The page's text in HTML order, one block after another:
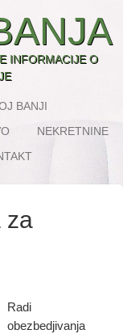
INFORMACIJE O
BANJI
NEKRETNINE
za
Radi
obezbedjivanja